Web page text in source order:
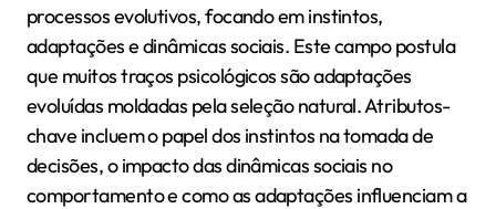
processos evolutivos, focando em instintos,
adaptações e dinâmicas sociais. Este campo postula
que muitos traços psicológicos são adaptações
evoluídas moldadas pela seleção natural. Atributos-
chave incluem o papel dos instintos na tomada de
decisões, o impacto das dinâmicas sociais no
comportamento e como as adaptações influenciam a